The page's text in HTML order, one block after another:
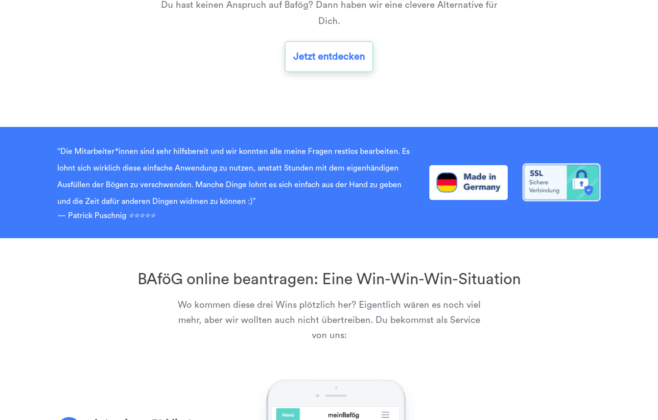
Du hast keinen Anspruch auf Bafög? Dann haben wir eine clevere Alternative für
Dich.
Jetzt entdecken
“Die Mitarbeiter*innen sind sehr hilfsbereit und wir konnten alle meine Fragen restlos bearbeiten. Es
lohnt sich wirklich diese einfache Anwendung zu nutzen, anstatt Stunden mit dem eigenhändigen
Ausfüllen der Bögen zu verschwenden. Manche Dinge lohnt es sich einfach aus der Hand zu geben
und die Zeit dafür anderen Dingen widmen zu können :)”
Patrick Puschnig ⭐⭐⭐⭐⭐
BAföG online beantragen: Eine Win-Win-Win-Situation
Wo kommen diese drei Wins plötzlich her? Eigentlich wären es noch viel
mehr, aber wir wollten auch nicht übertreiben. Du bekommst als Service
von uns: